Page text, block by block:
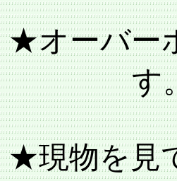
★オーバー
す
★現物を見